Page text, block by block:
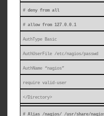
# deny from all
# allow from 127.0.0.1
AuthType Basic
AuthUserFile /etc/nagios/passwd
AuthName “nagios”
require valid-user
</Directory>
# Alias /nagios/ /usr/share/